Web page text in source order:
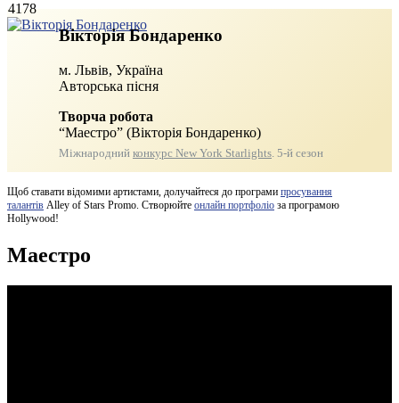
4178
Вікторія Бондаренко
м. Львів, Україна
Авторська пісня
Творча робота
“Маестро” (Вікторія Бондаренко)
Міжнародний конкурс New York Starlights . 5-й сезон
Щоб ставати відомими артистами, долучайтеся до програми просування
талантів Alley of Stars Promo. Створюйте онлайн портфоліо за програмою
Hollywood!
Маестро